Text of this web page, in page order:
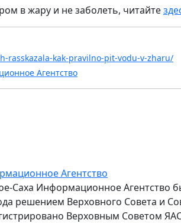
в жару и не заболеть, читайте
rasskazala-kak-pravilno-pit-vodu-v-zharu/
Агентство
Агентство
Саха Информационное Агентство
решением Верховного Совета и
Верховным Советом